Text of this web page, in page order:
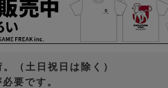
（土日祝日は除く）
要です。